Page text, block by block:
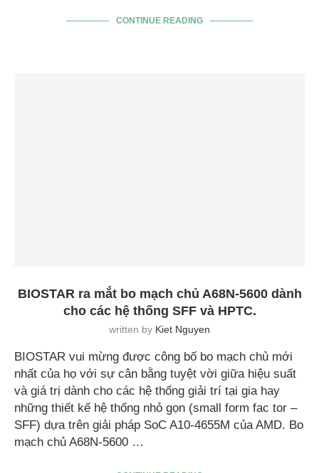
CONTINUE READING
BIOSTAR ra mắt bo mạch chủ A68N-5600 dành
cho các hệ thống SFF và HPTC.
written by Kiet Nguyen
BIOSTAR vui mừng được công bố bo mạch chủ mới
nhất của họ với sự cân bằng tuyệt vời giữa hiệu suất
và giá trị dành cho các hệ thống giải trí tại gia hay
những thiết kế hệ thống nhỏ gọn (small form fac tor –
SFF) dựa trên giải pháp SoC A10-4655M của AMD. Bo
mạch chủ A68N-5600 …